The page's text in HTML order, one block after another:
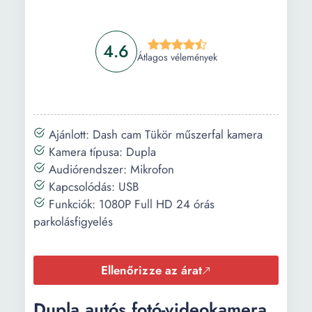
4.6 Átlagos vélemények
Ajánlott: Dash cam Tükör műszerfal kamera
Kamera típusa: Dupla
Audiórendszer: Mikrofon
Kapcsolódás: USB
Funkciók: 1080P Full HD 24 órás
parkolásfigyelés
Ellenőrizze az árat
Vásárlási útmutató